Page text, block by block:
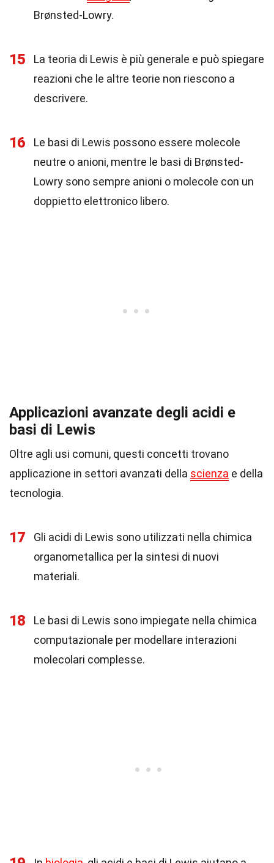
Brønsted-Lowry.
15
La teoria di Lewis è più generale e può spiegare
reazioni che le altre teorie non riescono a
descrivere.
16
Le basi di Lewis possono essere molecole
neutre o anioni, mentre le basi di Brønsted-
Lowry sono sempre anioni o molecole con un
doppietto elettronico libero.
Applicazioni avanzate degli acidi e
basi di Lewis
Oltre agli usi comuni, questi concetti trovano
applicazione in settori avanzati della scienza e della
tecnologia.
17
Gli acidi di Lewis sono utilizzati nella chimica
organometallica per la sintesi di nuovi
materiali.
18
Le basi di Lewis sono impiegate nella chimica
computazionale per modellare interazioni
molecolari complesse.